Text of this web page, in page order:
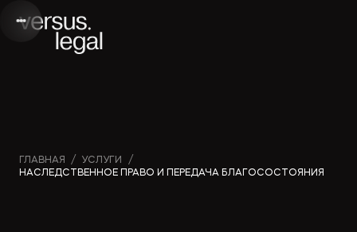
Интеллектуальная
Вебинары и
ГЛАВНАЯ / УСЛУГИ
/
НАСЛЕДСТВЕННОЕ ПРАВО И ПЕРЕДАЧА БЛАГОСОСТОЯНИЯ